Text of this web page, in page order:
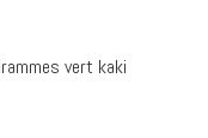
vert kaki